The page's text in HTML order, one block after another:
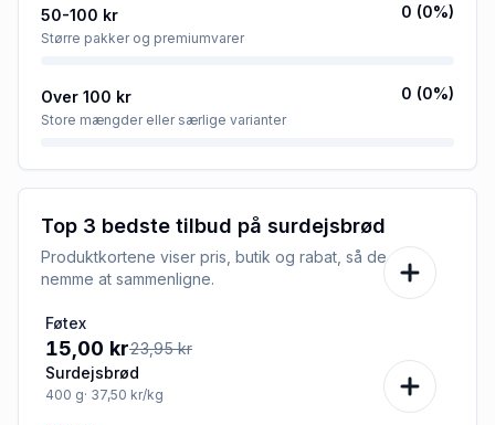
50-100 kr
Større pakker og premiumvarer
0 (0%)
Over 100 kr
Store mængder eller særlige varianter
0 (0%)
Top 3 bedste tilbud på surdejsbrød
Produktkortene viser pris, butik og rabat, så de er
nemme at sammenligne.
-37%
Føtex
15,00 kr23,95 kr
Surdejsbrød
400 g· 37,50 kr/kg